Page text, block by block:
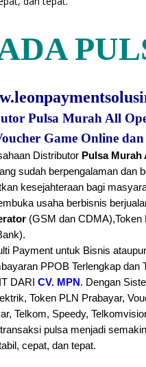
Pulsa Murah All
Game Online
Distributor Pulsa Murah
sudah berpengalaman dan
kesejahteraan bagi
usaha berbisnis
(GSM dan CDMA),Token
Payment untuk Bisnis
PPOB Terlengkap dan
DARI CV. MPN . Dengan
Token PLN Prabayar,
Telkom, Speedy,
pulsa menjadi
cepat, dan tepat.